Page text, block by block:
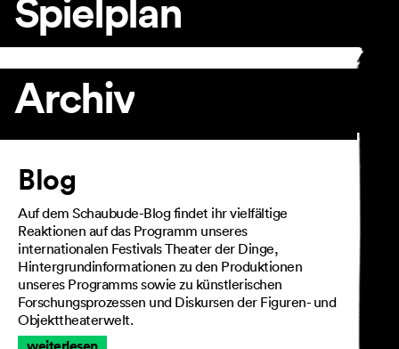
Spielplan
Archiv
Artikel
Blog
Auf dem Schaubude-Blog findet ihr vielfältige
Reaktionen auf das Programm unseres
internationalen Festivals Theater der Dinge,
Hintergrundinformationen zu den Produktionen
unseres Programms sowie zu künstlerischen
Forschungsprozessen und Diskursen der Figuren- und
Objekttheaterwelt.